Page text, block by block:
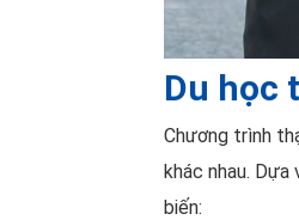
Du học
Chương trình
khác nhau.
biến: